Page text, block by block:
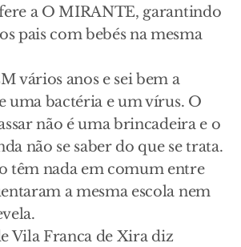
a O MIRANTE, garantindo
pais com bebés na mesma
vários anos e sei bem a
uma bactéria e um vírus. O
não é uma brincadeira e o
não se saber do que se trata.
têm nada em comum entre
a mesma escola nem
Vila Franca de Xira diz